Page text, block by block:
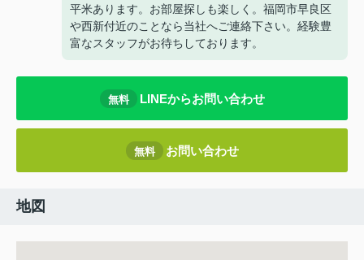
平米あります。お部屋探しも楽しく。福岡市早良区
や西新付近のことなら当社へご連絡下さい。経験豊
富なスタッフがお待ちしております。
無料 LINEからお問い合わせ
無料 お問い合わせ
地図